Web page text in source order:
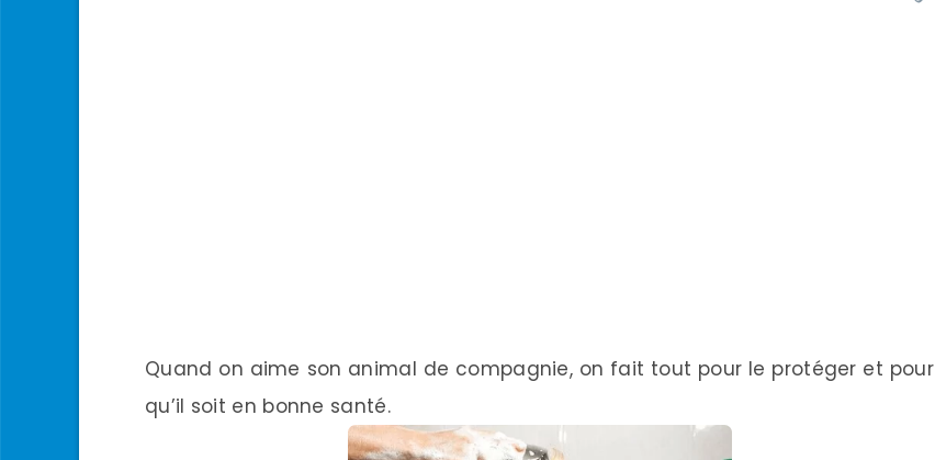
Quand on aime son animal de compagnie, on fait tout pour le protéger et pour
qu’il soit en bonne santé.